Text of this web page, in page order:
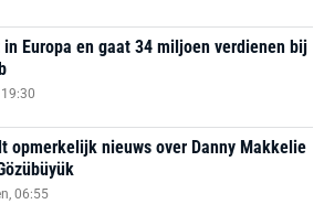
Europa en gaat 34 miljoen verdienen bij
opmerkelijk nieuws over Danny Makkelie
06:55